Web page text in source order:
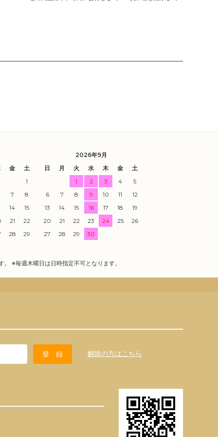
金
土
1
7
8
14
15
21
22
28
29
2026年9月
日
月 火 水 木 金
土
1
2 3 4
5
6
7 8 9 10 11
12
13
14 15 16 17 18
19
20
21 22 23 24 25
26
27
28 29 30
。 ※毎週木曜日は日時指定不可となります。
解除の方はこちら